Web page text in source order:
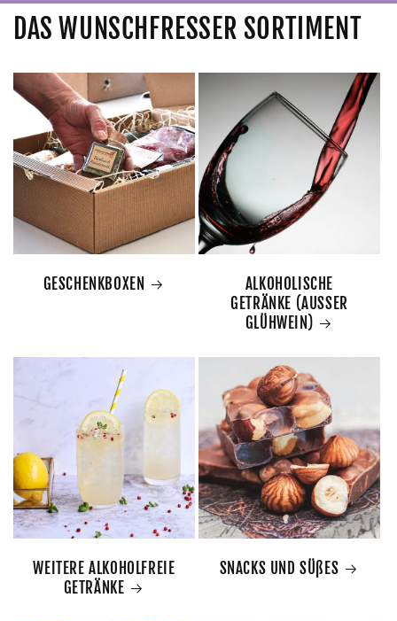
DAS WUNSCHFRESSER SORTIMENT
GESCHENKBOXEN
ALKOHOLISCHE
GETRÄNKE (AUSSER
GLÜHWEIN)
WEITERE ALKOHOLFREIE
GETRÄNKE
SNACKS UND SÜßES